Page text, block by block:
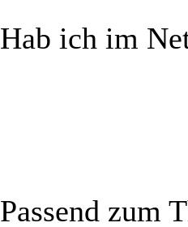
Hab ich im
Passend zum